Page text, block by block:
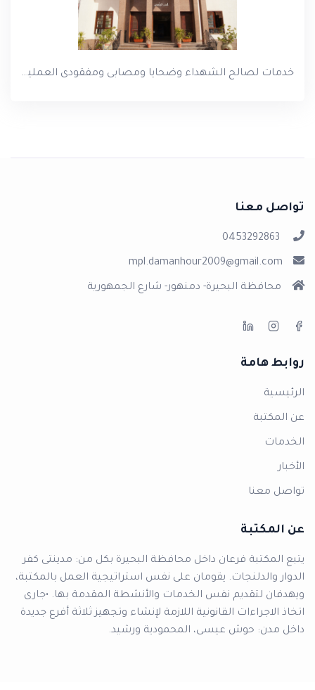
خدمات لصالح الشهداء وضحايا ومصابى ومفقودى العمليات الحربية والأمنية
تواصل معنا
0453292863
mpl.damanhour2009@gmail.com
محافظة البحيرة- دمنهور- شارع الجمهورية
روابط هامة
الرئيسية
عن المكتبة
الخدمات
الأخبار
تواصل معنا
عن المكتبة
يتبع المكتبة فرعان داخل محافظة البحيرة بكل من: مدينتى كفر
الدوار والدلنجات. يقومان على نفس استراتيجية العمل بالمكتبة،
ويهدفان لتقديم نفس الخدمات والأنشطة المقدمة بها. •جارى
اتخاذ الاجراءات القانونية اللازمة لإنشاء وتجهيز ثلاثة أفرع جديدة
داخل مدن: حوش عيسى، المحمودية ورشيد.